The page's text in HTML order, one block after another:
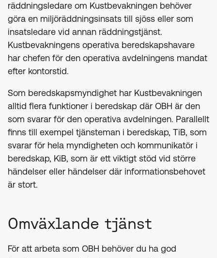
räddningsledare om Kustbevakningen behöver
göra en miljöräddningsinsats till sjöss eller som
insatsledare vid annan räddningstjänst.
Kustbevakningens operativa beredskapshavare
har chefen för den operativa avdelningens mandat
efter kontorstid.
Som beredskapsmyndighet har Kustbevakningen
alltid flera funktioner i beredskap där OBH är den
som svarar för den operativa avdelningen. Parallellt
finns till exempel tjänsteman i beredskap, TiB, som
svarar för hela myndigheten och kommunikatör i
beredskap, KiB, som är ett viktigt stöd vid större
händelser eller händelser där informationsbehovet
är stort.
Omväxlande tjänst
För att arbeta som OBH behöver du ha god